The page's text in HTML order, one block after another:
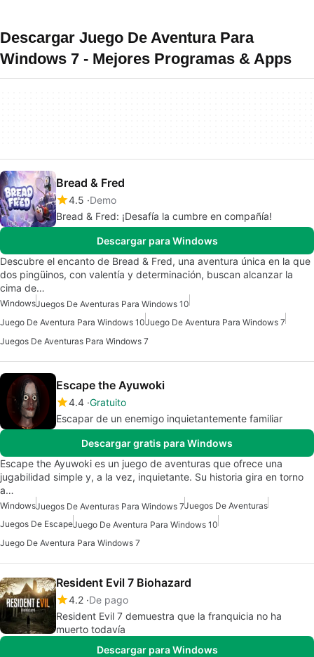
Descargar Juego De Aventura Para
Windows 7 - Mejores Programas & Apps
Bread & Fred
4.5 Demo
Bread & Fred: ¡Desafía la cumbre en compañía!
Descargar para Windows
Descubre el encanto de Bread & Fred, una aventura única en la que
dos pingüinos, con valentía y determinación, buscan alcanzar la
cima de…
WindowsJuegos De Aventuras Para Windows 10
Juego De Aventura Para Windows 10Juego De Aventura Para Windows 7
Juegos De Aventuras Para Windows 7
Escape the Ayuwoki
4.4 Gratuito
Escapar de un enemigo inquietantemente familiar
Descargar gratis para Windows
Escape the Ayuwoki es un juego de aventuras que ofrece una
jugabilidad simple y, a la vez, inquietante. Su historia gira en torno
a…
WindowsJuegos De Aventuras Para Windows 7Juegos De Aventuras
Juegos De EscapeJuego De Aventura Para Windows 10
Juego De Aventura Para Windows 7
Resident Evil 7 Biohazard
4.2 De pago
Resident Evil 7 demuestra que la franquicia no ha
muerto todavía
Descargar para Windows